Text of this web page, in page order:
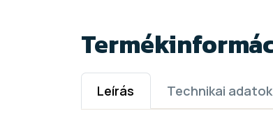
Leírás Technikai adatok